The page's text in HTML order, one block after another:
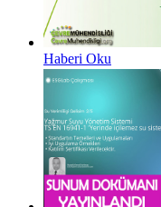
Haberi Oku